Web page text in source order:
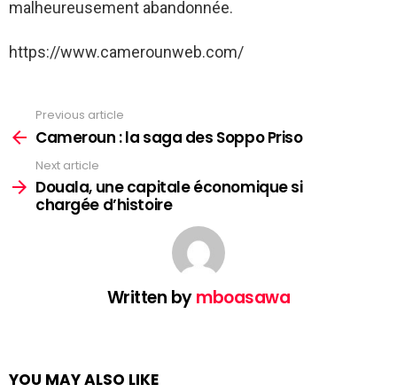
malheureusement abandonnée.
https://www.camerounweb.com/
more
Previous article
Cameroun : la saga des Soppo Priso
Next article
Douala, une capitale économique si
chargée d’histoire
Written bymboasawa
YOU MAY ALSO LIKE